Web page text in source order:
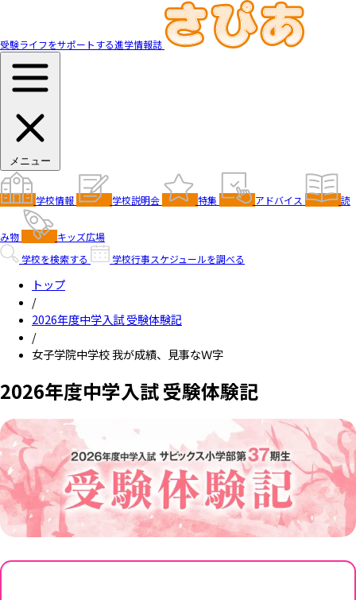
受験ライフをサポートする進学情報誌
メニュー
学校情報 学校説明会 特集 アドバイス 読
み物
キッズ広場
学校を検索する
学校行事スケジュールを調べる
トップ
/
2026年度中学入試 受験体験記
/
女子学院中学校 我が成績、見事なＷ字
2026年度中学入試 受験体験記